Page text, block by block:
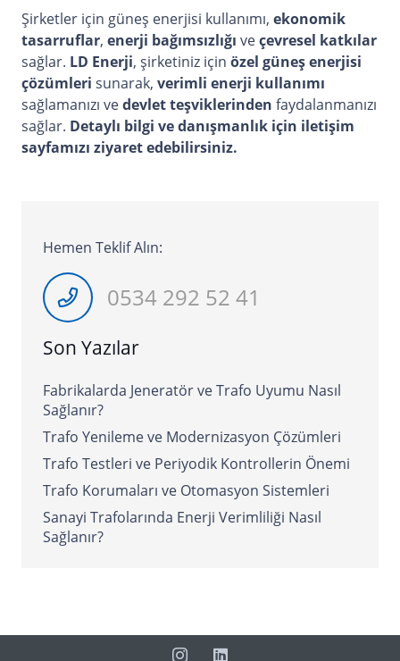
Şirketler için güneş enerjisi kullanımı, ekonomik
tasarruflar, enerji bağımsızlığı veçevresel katkılar
sağlar. LD Enerji, şirketiniz için özel güneş enerjisi
çözümleri sunarak, verimli enerji kullanımı
sağlamanızı vedevlet teşviklerinden faydalanmanızı
sağlar. Detaylı bilgi ve danışmanlık için iletişim
sayfamızı ziyaret edebilirsiniz.
Hemen Teklif Alın:
0534 292 52 41
Son Yazılar
Fabrikalarda Jeneratör ve Trafo Uyumu Nasıl
Sağlanır?
Trafo Yenileme ve Modernizasyon Çözümleri
Trafo Testleri ve Periyodik Kontrollerin Önemi
Trafo Korumaları ve Otomasyon Sistemleri
Sanayi Trafolarında Enerji Verimliliği Nasıl
Sağlanır?